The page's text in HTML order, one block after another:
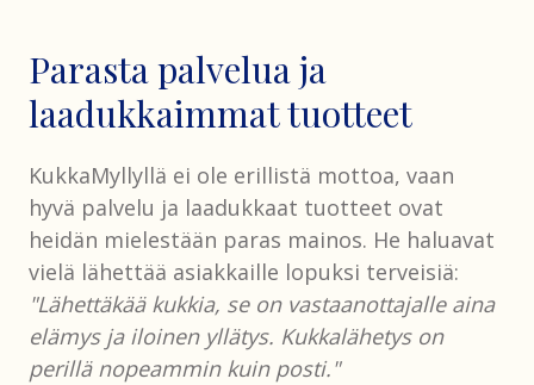
Parasta palvelua ja
laadukkaimmat tuotteet
KukkaMyllyllä ei ole erillistä mottoa, vaan
hyvä palvelu ja laadukkaat tuotteet ovat
heidän mielestään paras mainos. He haluavat
vielä lähettää asiakkaille lopuksi terveisiä:
"Lähettäkää kukkia, se on vastaanottajalle aina
elämys ja iloinen yllätys. Kukkalähetys on
perillä nopeammin kuin posti."